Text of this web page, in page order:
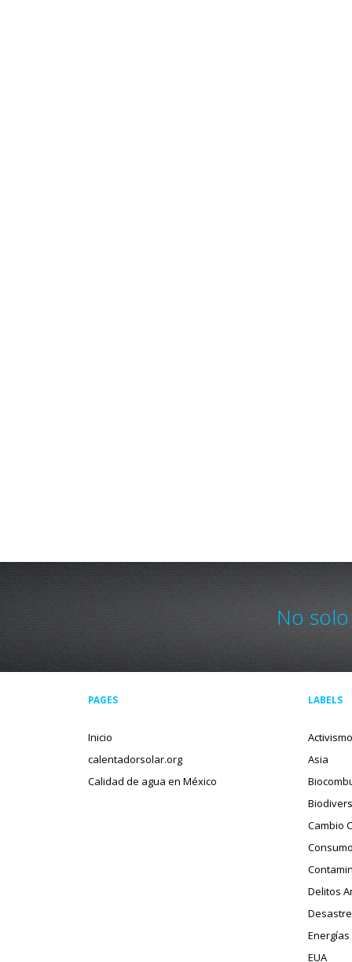
No
PAGES
Inicio
calentadorsolar.org
Calidad de agua en México
LABELS
Asia
Cambio
Delitos
EUA